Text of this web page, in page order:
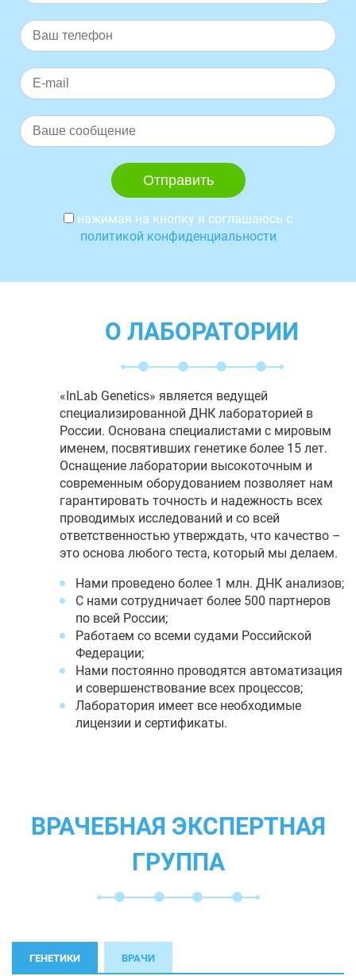
нажимая на кнопку я соглашаюсь с
политикой конфиденциальности
О ЛАБОРАТОРИИ
«InLab Genetics» является ведущей
специализированной ДНК лабораторией в
России. Основана специалистами с мировым
именем, посвятивших генетике более 15 лет.
Оснащение лаборатории высокоточным и
современным оборудованием позволяет нам
гарантировать точность и надежность всех
проводимых исследований и со всей
ответственностью утверждать, что качество –
это основа любого теста, который мы делаем.
Нами проведено более 1 млн. ДНК анализов;
С нами сотрудничает более 500 партнеров
по всей России;
Работаем со всеми судами Российской
Федерации;
Нами постоянно проводятся автоматизация
и совершенствование всех процессов;
Лаборатория имеет все необходимые
лицензии и сертификаты.
ВРАЧЕБНАЯ ЭКСПЕРТНАЯ
ГРУППА
ГЕНЕТИКИ ВРАЧИ